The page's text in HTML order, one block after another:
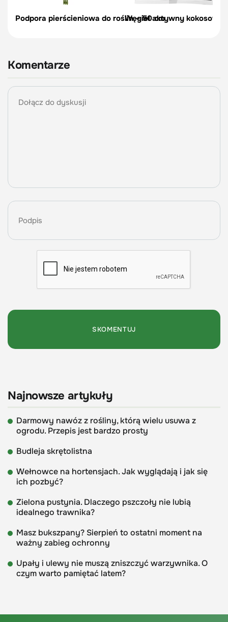
Podpora pierścieniowa do roślin – 50 cmWęgiel aktywny kokosowy
Komentarze
Najnowsze artykuły
Darmowy nawóz z rośliny, którą wielu usuwa z
ogrodu. Przepis jest bardzo prosty
Budleja skrętolistna
Wełnowce na hortensjach. Jak wyglądają i jak się
ich pozbyć?
Zielona pustynia. Dlaczego pszczoły nie lubią
idealnego trawnika?
Masz bukszpany? Sierpień to ostatni moment na
ważny zabieg ochronny
Upały i ulewy nie muszą zniszczyć warzywnika. O
czym warto pamiętać latem?